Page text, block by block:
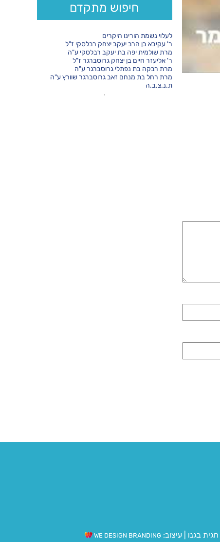
חיפוש מתקדם
לעלוי נשמת הורינו היקרים
ר' עקיבא בן הרב יעקב יצחק רבלסקי ז"ל
מרת שולמית יפה בת יעקב רבלסקי ע"ה
ר' אליעזר חיים בן יצחק גרוסברגר ז"ל
מרת רבקה בת נפתלי גרוסברגר ע"ה
מרת רחל בת מנחם זאב גרוסברגר שוורץ ע"ה
ת.נ.צ.ב.ה
חגית בגנו עיצוב: WE DESIGN BRANDING